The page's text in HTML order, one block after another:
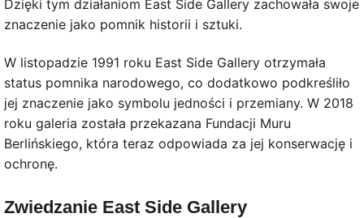
Dzięki tym działaniom East Side Gallery zachowała swoje
znaczenie jako pomnik historii i sztuki.
W listopadzie 1991 roku East Side Gallery otrzymała
status pomnika narodowego, co dodatkowo podkreśliło
jej znaczenie jako symbolu jedności i przemiany. W 2018
roku galeria została przekazana Fundacji Muru
Berlińskiego, która teraz odpowiada za jej konserwację i
ochronę.
Zwiedzanie East Side Gallery